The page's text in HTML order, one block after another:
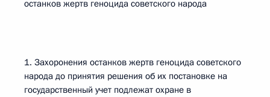
останков жертв геноцида советского народа
1. Захоронения останков жертв геноцида советского
народа до принятия решения об их постановке на
государственный учет подлежат охране в